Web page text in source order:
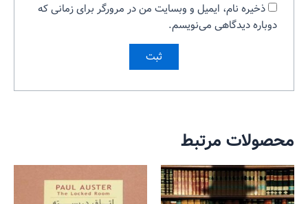
ذخیره نام، ایمیل و وبسایت من در مرورگر برای زمانی که
دوباره دیدگاهی می‌نویسم.
محصولات مرتبط